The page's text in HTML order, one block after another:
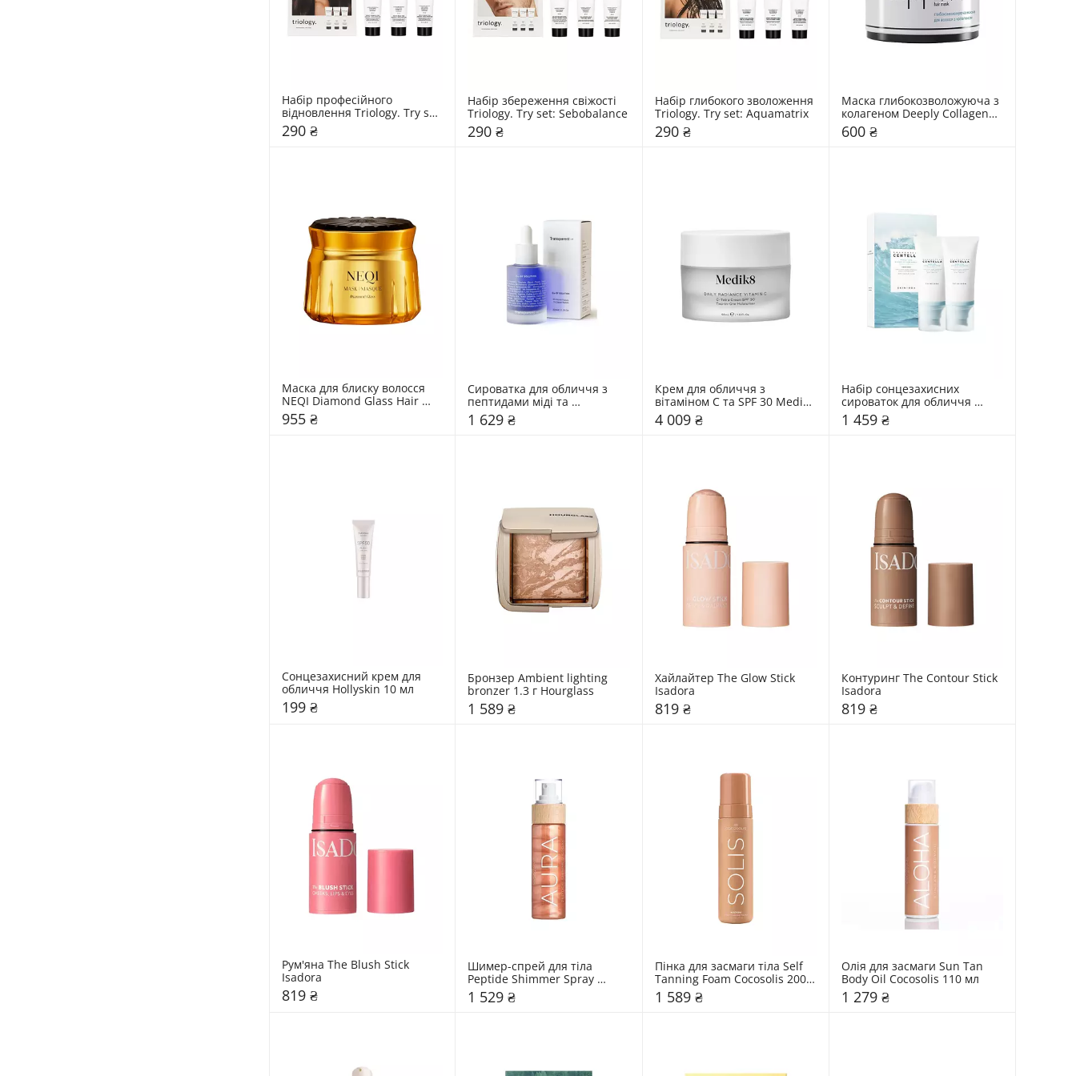
Набір професійного
відновлення Triology. Try set:
Fiberplex
290 ₴
Набір збереження свіжості
Triology. Try set: Sebobalance
290 ₴
Набір глибокого зволоження
Triology. Try set: Aquamatrix
290 ₴
Маска глибокозволожуюча з
колагеном Deeply Collageno
Hydrating Hair Mask
600 ₴
Маска для блиску волосся
NEQI Diamond Glass Hair
Mask
955 ₴
Сироватка для обличчя з
пептидами міді та
факторами росту
Transparent Lab 30 мл
1 629 ₴
Крем для обличчя з
вітаміном C та SPF 30 Medik8
50 мл
4 009 ₴
Набір сонцезахисних
сироваток для обличчя
SKIN1004 2 шт
1 459 ₴
Сонцезахисний крем для
обличчя Hollyskin 10 мл
199 ₴
Бронзер Ambient lighting
bronzer 1.3 г Hourglass
1 589 ₴
Хайлайтер The Glow Stick
Isadora
819 ₴
Контуринг The Contour Stick
Isadora
819 ₴
Рум'яна The Blush Stick
Isadora
819 ₴
Шимер-спрей для тіла
Peptide Shimmer Spray
1 529 ₴
Пінка для засмаги тіла Self
Tanning Foam Cocosolis 200
мл
1 589 ₴
Олія для засмаги Sun Tan
1 279 ₴